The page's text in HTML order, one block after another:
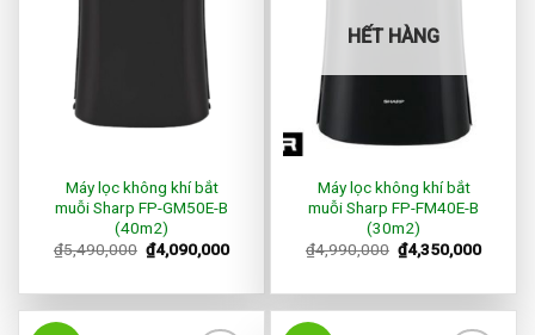
Máy lọc không khí bắt
muỗi Sharp FP-GM50E-B
(40m2)
₫5,490,000 ₫4,090,000
HẾT HÀNG
Máy lọc không khí bắt
muỗi Sharp FP-FM40E-B
(30m2)
₫4,990,000 ₫4,350,000